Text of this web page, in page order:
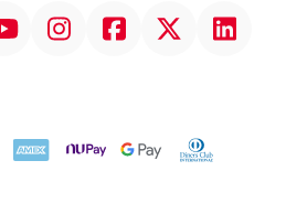
InstagramFacebook Linkedin
AMEX NuPay Google PayDiners Club